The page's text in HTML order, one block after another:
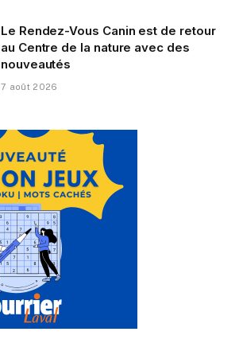
Le Rendez-Vous Canin est de retour
au Centre de la nature avec des
nouveautés
7 août 2026